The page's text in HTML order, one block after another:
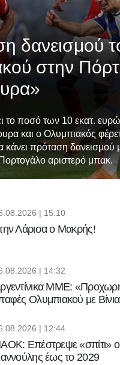
δανεισμού
στην
το ποσό των 10 εκατ. ευρώ
και ο Ολυμπιακός
κάνει πρόταση δανεισμού
αριστερό μπακ.
| 15:10
Λάρισα ο Μακρής!
| 14:32
ΜΜΕ:
Ολυμπιακού με
| 12:44
Επέστρεψε «σπίτι»
έως το 2029